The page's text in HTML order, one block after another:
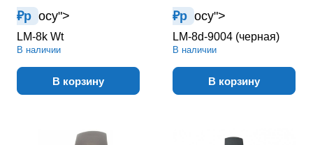
₽р осу">
LM-8k Wt
В наличии
В корзину
₽р осу">
LM-8d-9004 (черная)
В наличии
В корзину